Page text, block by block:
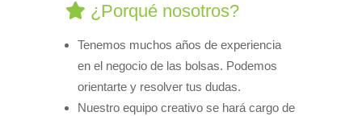
¿Porqué nosotros?
Tenemos muchos años de experiencia
en el negocio de las bolsas. Podemos
orientarte y resolver tus dudas.
Nuestro equipo creativo se hará cargo de